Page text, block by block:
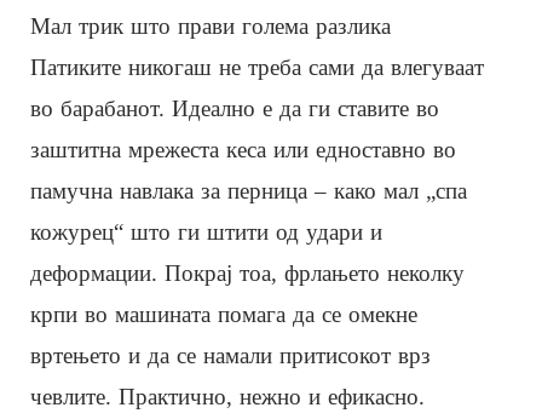
Мал трик што прави голема разлика
Патиките никогаш не треба сами да влегуваат
во барабанот. Идеално е да ги ставите во
заштитна мрежеста кеса или едноставно во
памучна навлака за перница – како мал „спа
кожурец“ што ги штити од удари и
деформации. Покрај тоа, фрлањето неколку
крпи во машината помага да се омекне
вртењето и да се намали притисокот врз
чевлите. Практично, нежно и ефикасно.